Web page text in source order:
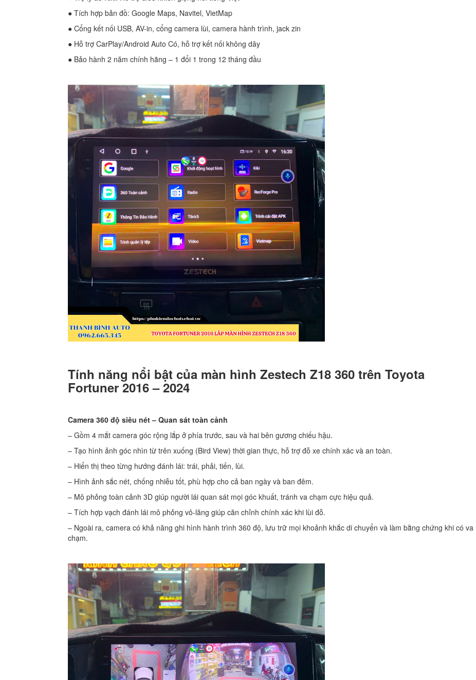
● Tích hợp bản đồ: Google Maps, Navitel, VietMap
● Cổng kết nối USB, AV-in, cổng camera lùi, camera hành trình, jack zin
● Hỗ trợ CarPlay/Android Auto Có, hỗ trợ kết nối không dây
● Bảo hành 2 năm chính hãng – 1 đổi 1 trong 12 tháng đầu
Tính năng nổi bật của màn hình Zestech Z18 360 trên Toyota
Fortuner 2016 – 2024
Camera 360 độ siêu nét – Quan sát toàn cảnh
– Gồm 4 mắt camera góc rộng lắp ở phía trước, sau và hai bên gương chiếu hậu.
– Tạo hình ảnh góc nhìn từ trên xuống (Bird View) thời gian thực, hỗ trợ đỗ xe chính xác và an toàn.
– Hiển thị theo từng hướng đánh lái: trái, phải, tiến, lùi.
– Hình ảnh sắc nét, chống nhiễu tốt, phù hợp cho cả ban ngày và ban đêm.
– Mô phỏng toàn cảnh 3D giúp người lái quan sát mọi góc khuất, tránh va chạm cực hiệu quả.
– Tích hợp vạch đánh lái mô phỏng vô-lăng giúp căn chỉnh chính xác khi lùi đỗ.
– Ngoài ra, camera có khả năng ghi hình hành trình 360 độ, lưu trữ mọi khoảnh khắc di chuyển và làm bằng chứng khi có va
chạm.